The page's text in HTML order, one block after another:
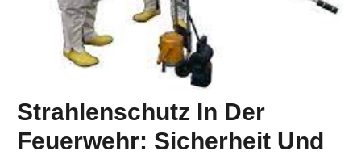
Strahlenschutz In Der
Feuerwehr: Sicherheit Und